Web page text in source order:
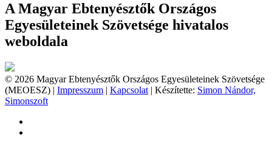
A Magyar Ebtenyésztők Országos
Egyesületeinek Szövetsége hivatalos
weboldala
© 2026 Magyar Ebtenyésztők Országos Egyesületeinek Szövetsége
(MEOESZ) | Impresszum | Kapcsolat | Készítette: Simon Nándor,
Simonszoft